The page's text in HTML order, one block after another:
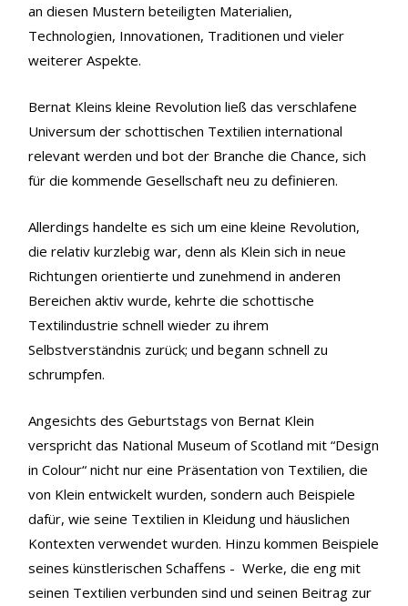
an diesen Mustern beteiligten Materialien,
Technologien, Innovationen, Traditionen und vieler
weiterer Aspekte.
Bernat Kleins kleine Revolution ließ das verschlafene
Universum der schottischen Textilien international
relevant werden und bot der Branche die Chance, sich
für die kommende Gesellschaft neu zu definieren.
Allerdings handelte es sich um eine kleine Revolution,
die relativ kurzlebig war, denn als Klein sich in neue
Richtungen orientierte und zunehmend in anderen
Bereichen aktiv wurde, kehrte die schottische
Textilindustrie schnell wieder zu ihrem
Selbstverständnis zurück; und begann schnell zu
schrumpfen.
Angesichts des Geburtstags von Bernat Klein
verspricht das National Museum of Scotland mit “Design
in Colour“ nicht nur eine Präsentation von Textilien, die
von Klein entwickelt wurden, sondern auch Beispiele
dafür, wie seine Textilien in Kleidung und häuslichen
Kontexten verwendet wurden. Hinzu kommen Beispiele
seines künstlerischen Schaffens - Werke, die eng mit
seinen Textilien verbunden sind und seinen Beitrag zur